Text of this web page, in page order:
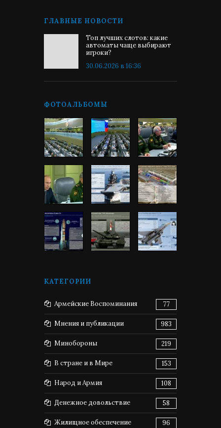
ГЛАВНЫЕ НОВОСТИ
Топ лучших слотов: какие
автоматы чаще выбирают
игроки?
30.06.2026 в 16:36
ФОТОАЛЬБОМЫ
КАТЕГОРИИ
Армейские Воспоминания 77
Мнения и публикации 983
Минобороны 219
В стране и в Мире 153
Народ и Армия 108
Денежное довольствие 58
Жилищное обеспечение 96